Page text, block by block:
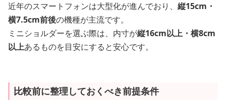
近年のスマートフォンは大型化が進んでおり、 縦15cm・
横7.5cm前後の機種が主流です。
ミニショルダーを選ぶ際は、内寸が縦16cm以上・横8cm
以上あるものを目安にすると安心です。
比較前に整理しておくべき前提条件